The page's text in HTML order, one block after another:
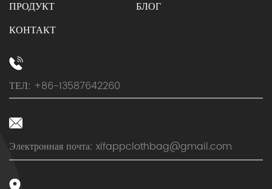
ПРОДУКТ
БЛОГ
КОНТАКТ
ТЕЛ: +86-13587642260
Электронная почта: xifappclothbag@gmail.com